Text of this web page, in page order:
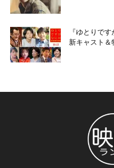
『ゆとりで
新キャスト＆